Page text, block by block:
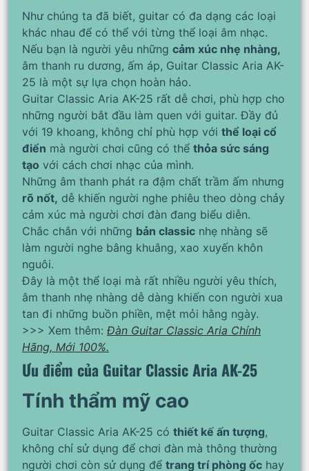
Như chúng ta đã biết, guitar có đa dạng các loại
khác nhau để có thể với từng thể loại âm nhạc.
Nếu bạn là người yêu những cảm xúc nhẹ nhàng,
âm thanh ru dương, ấm áp, Guitar Classic Aria AK-
25 là một sự lựa chọn hoàn hảo.
Guitar Classic Aria AK-25 rất dễ chơi, phù hợp cho
những người bắt đầu làm quen với guitar. Đầy đủ
với 19 khoang, không chỉ phù hợp với thể loại cổ
điển mà người chơi cũng có thể thỏa sức sáng
tạo với cách chơi nhạc của mình.
Những âm thanh phát ra đậm chất trầm ấm nhưng
rõ nốt, dễ khiến người nghe phiêu theo dòng chảy
cảm xúc mà người chơi đàn đang biểu diễn.
Chắc chắn với những bản classic nhẹ nhàng sẽ
làm người nghe bâng khuâng, xao xuyến khôn
nguôi.
Đây là một thể loại mà rất nhiều người yêu thích,
âm thanh nhẹ nhàng dễ dàng khiến con người xua
tan đi những buồn phiền, mệt mỏi hằng ngày.
>>> Xem thêm: Đàn Guitar Classic Aria Chính
Hãng, Mới 100%.
Ưu điểm của Guitar Classic Aria AK-25
Tính thẩm mỹ cao
Guitar Classic Aria AK-25 có thiết kế ấn tượng,
không chỉ sử dụng để chơi đàn mà thông thường
người chơi còn sử dụng để trang trí phòng ốc hay